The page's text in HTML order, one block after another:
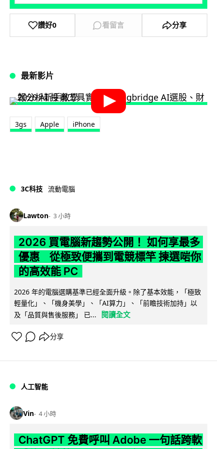
讚好0 看留言 分享
最新影片
3gs Apple iPhone
3C科技 流動電腦
Lawton 3 小時
2026 買電腦新趨勢公開！ 如何享最多
優惠 從極致便攜到電競標竿 揀選啱你
的高效能 PC
2026 年的電腦選購基準已經全面升級。除了基本效能，「極致
輕量化」、「機身美學」、「AI算力」、「前瞻技術加持」以
及「品質與售後服務」 已...
閱讀全文
分享
人工智能
Vin 4 小時
ChatGPT 免費呼叫 Adobe 一句話跨軟